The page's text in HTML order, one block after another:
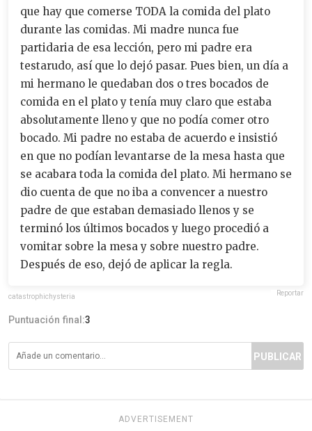
que hay que comerse TODA la comida del plato
durante las comidas. Mi madre nunca fue
partidaria de esa lección, pero mi padre era
testarudo, así que lo dejó pasar. Pues bien, un día a
mi hermano le quedaban dos o tres bocados de
comida en el plato y tenía muy claro que estaba
absolutamente lleno y que no podía comer otro
bocado. Mi padre no estaba de acuerdo e insistió
en que no podían levantarse de la mesa hasta que
se acabara toda la comida del plato. Mi hermano se
dio cuenta de que no iba a convencer a nuestro
padre de que estaban demasiado llenos y se
terminó los últimos bocados y luego procedió a
vomitar sobre la mesa y sobre nuestro padre.
Después de eso, dejó de aplicar la regla.
catastrophichysteria Reportar
Puntuación final:3
PUBLICAR
ADVERTISEMENT